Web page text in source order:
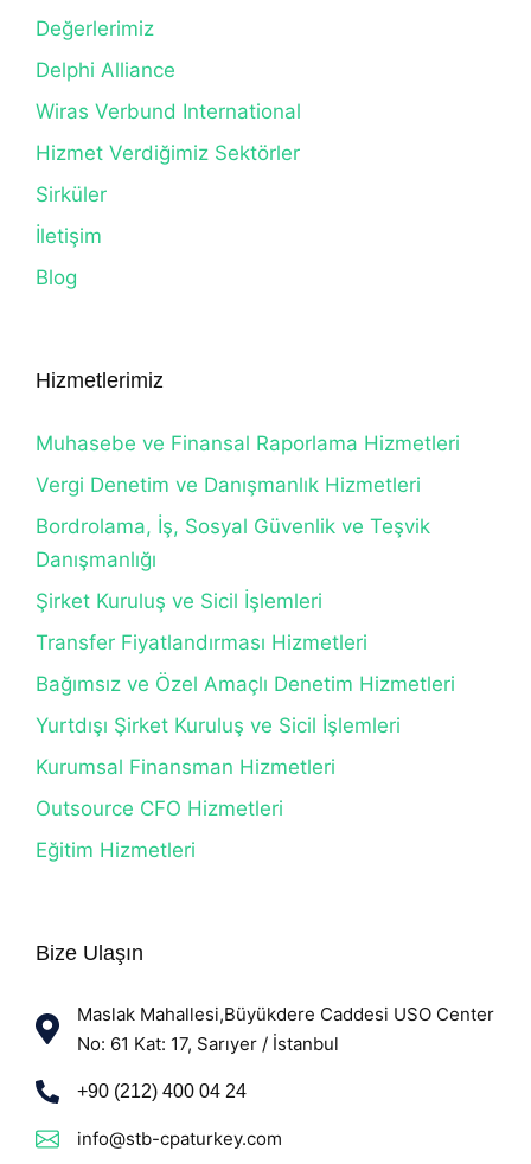
Değerlerimiz
Delphi Alliance
Wiras Verbund International
Hizmet Verdiğimiz Sektörler
Sirküler
İletişim
Blog
Hizmetlerimiz
Muhasebe ve Finansal Raporlama Hizmetleri
Vergi Denetim ve Danışmanlık Hizmetleri
Bordrolama, İş, Sosyal Güvenlik ve Teşvik
Danışmanlığı
Şirket Kuruluş ve Sicil İşlemleri
Transfer Fiyatlandırması Hizmetleri
Bağımsız ve Özel Amaçlı Denetim Hizmetleri
Yurtdışı Şirket Kuruluş ve Sicil İşlemleri
Kurumsal Finansman Hizmetleri
Outsource CFO Hizmetleri
Eğitim Hizmetleri
Bize Ulaşın
Maslak Mahallesi,Büyükdere Caddesi USO Center
No: 61 Kat: 17, Sarıyer / İstanbul
+90 (212) 400 04 24
info@stb-cpaturkey.com